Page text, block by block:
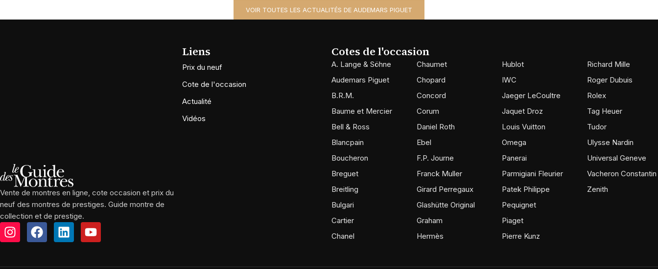
VOIR TOUTES LES ACTUALITÉS DE AUDEMARS PIGUET
Vente de montres en ligne, cote occasion et prix du
neuf des montres de prestiges. Guide montre de
collection et de prestige.
Liens
Prix du neuf
Cote de l'occasion
Actualité
Vidéos
Cotes de l'occasion
A. Lange & Söhne
Audemars Piguet
B.R.M.
Baume et Mercier
Bell & Ross
Blancpain
Boucheron
Breguet
Breitling
Bulgari
Cartier
Chanel
Chaumet
Chopard
Concord
Corum
Daniel Roth
Ebel
F.P. Journe
Franck Muller
Girard Perregaux
Glashütte Original
Graham
Hermès
Hublot
IWC
Jaeger LeCoultre
Jaquet Droz
Louis Vuitton
Omega
Panerai
Parmigiani Fleurier
Patek Philippe
Pequignet
Piaget
Pierre Kunz
Richard Mille
Roger Dubuis
Rolex
Tag Heuer
Tudor
Ulysse Nardin
Universal Geneve
Vacheron Constantin
Zenith